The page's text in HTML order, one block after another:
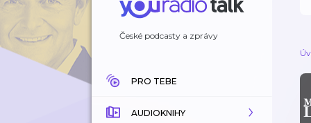
České podcasty a zprávy
PRO TEBE
AUDIOKNIHY